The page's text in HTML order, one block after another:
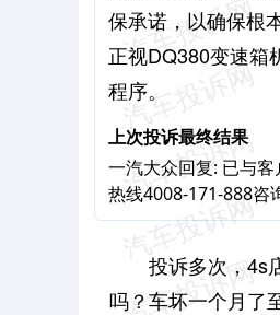
保承诺，以确保根
正视DQ380变速箱
程序。
上次投诉最终结果
一汽大众回复: 已与
热线4008-171-888咨
投诉多次，4s
吗？车坏一个月了